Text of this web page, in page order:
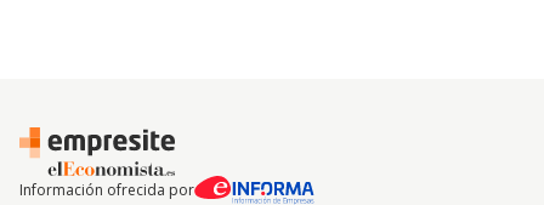
Información ofrecida por